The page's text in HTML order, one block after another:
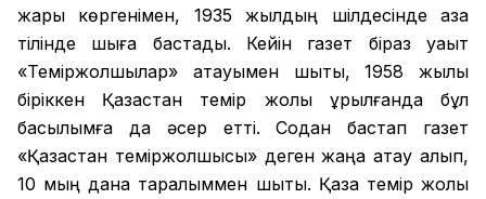
жарық көргенімен, 1935 жылдың шілдесінде қазақ
тілінде шыға бастады. Кейін газет біраз уақыт
«Теміржолшылар» атауымен шықты, 1958 жылы
біріккен Қазақстан темір жолы құрылғанда бұл
басылымға да әсер етті. Содан бастап газет
«Қазақстан теміржолшысы» деген жаңа атау алып,
10 мың дана таралыммен шықты. Қазақ темір жолы